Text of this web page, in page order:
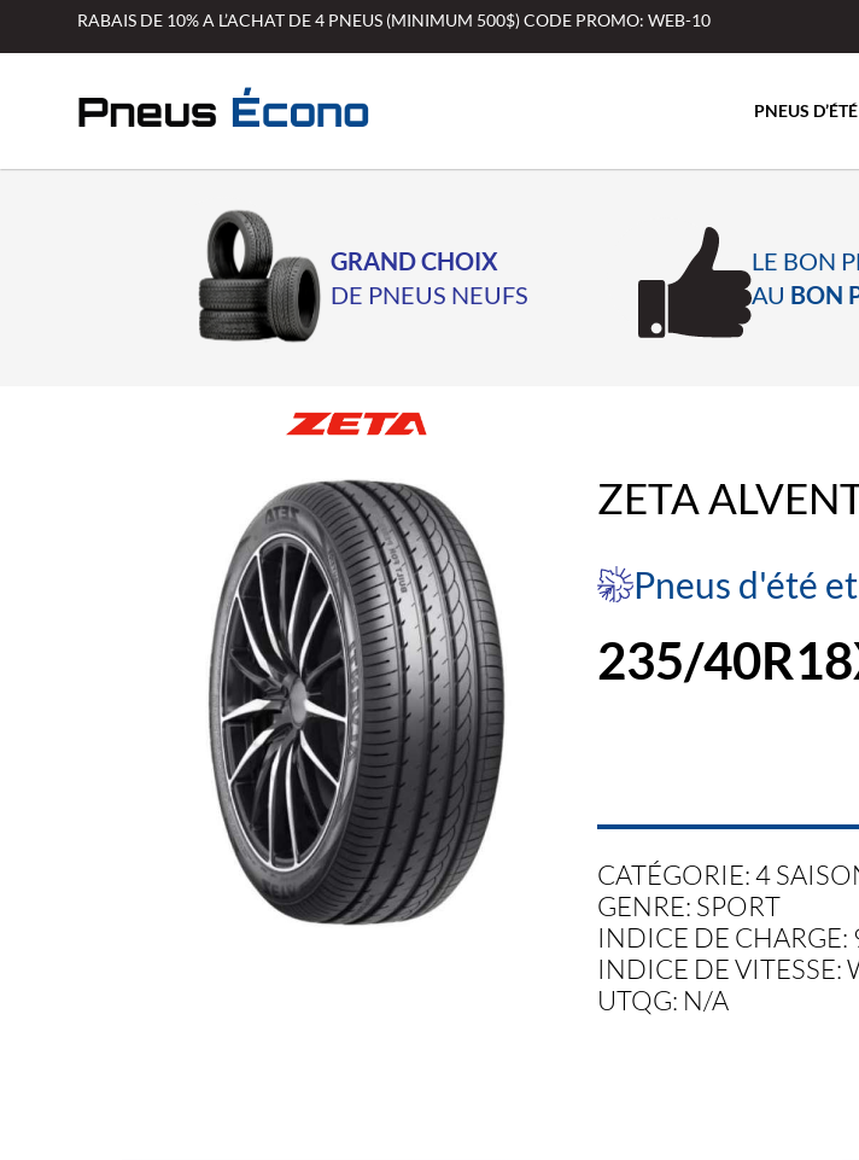
RABAIS DE 10% A L’ACHAT DE 4 PNEUS (MINIMUM 500$) CODE PROMO: WEB-10
PNEUS D’ÉTÉ
GRAND CHOIX
DE PNEUS NEUFS
LE BON
AU BON
ZETA
Pneus d'été
235/
CATÉGORIE: 4
GENRE: SPORT
INDICE DE CHARGE:
INDICE DE VITESSE:
UTQG: N/A